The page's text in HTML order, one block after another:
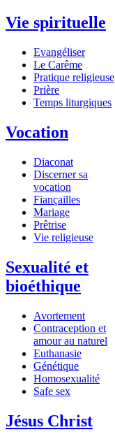
Vie spirituelle
Evangéliser
Le Carême
Pratique religieuse
Prière
Temps liturgiques
Vocation
Diaconat
Discerner sa
vocation
Fiançailles
Mariage
Prêtrise
Vie religieuse
Sexualité et
bioéthique
Avortement
Contraception et
amour au naturel
Euthanasie
Génétique
Homosexualité
Safe sex
Jésus Christ